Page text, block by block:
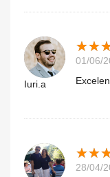
Iuri.a
★★
★★
01/06/
★★
★★
28/04/